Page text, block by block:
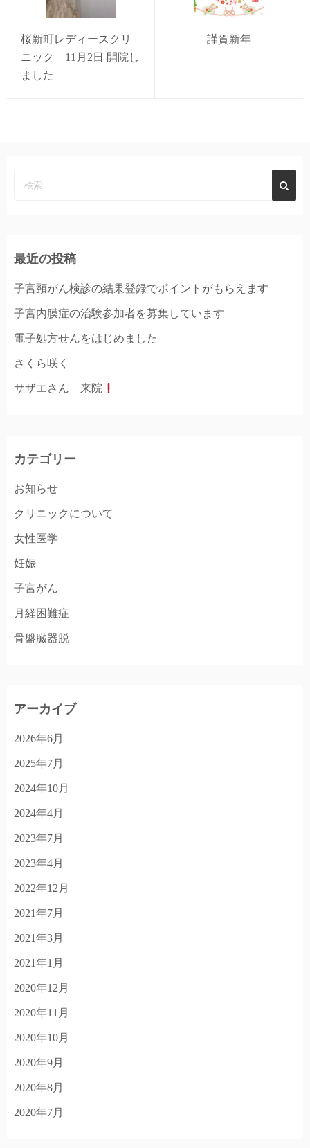
桜新町レディースクリ
ニック 11月2日 開院し
ました
謹賀新年
最近の投稿
子宮頸がん検診の結果登録でポイントがもらえます
子宮内膜症の治験参加者を募集しています
電子処方せんをはじめました
さくら咲く
サザエさん 来院
カテゴリー
お知らせ
クリニックについて
女性医学
妊娠
子宮がん
月経困難症
骨盤臓器脱
アーカイブ
2026年6月
2025年7月
2024年10月
2024年4月
2023年7月
2023年4月
2022年12月
2021年7月
2021年3月
2021年1月
2020年12月
2020年11月
2020年10月
2020年9月
2020年8月
2020年7月